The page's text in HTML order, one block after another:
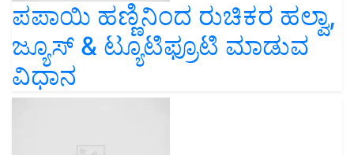
ಪಪಾಯಿ ಹಣ್ಣಿನಿಂದ ರುಚಿಕರ ಹಲ್ವಾ,
ಜ್ಯೂಸ್‌ & ಟ್ಯೂಟಿಫ್ರೂಟಿ ಮಾಡುವ
ವಿಧಾನ